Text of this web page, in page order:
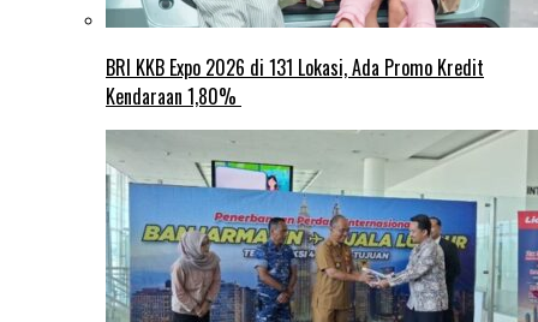
BRI KKB Expo 2026 di 131 Lokasi, Ada Promo Kredit
Kendaraan 1,80%